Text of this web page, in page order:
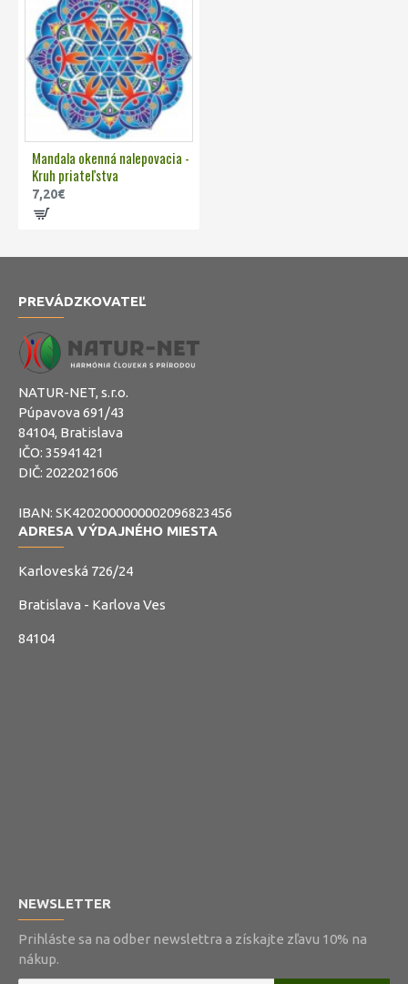
Mandala okenná nalepovacia -
Kruh priateľstva
7,20€
PREVÁDZKOVATEĽ
NATUR-NET, s.r.o.
Púpavova 691/43
84104, Bratislava
IČO: 35941421
DIČ: 2022021606
IBAN: SK4202000000002096823456
ADRESA VÝDAJNÉHO MIESTA
Karloveská 726/24
Bratislava - Karlova Ves
84104
NEWSLETTER
Prihláste sa na odber newslettra a získajte zľavu 10% na
nákup.